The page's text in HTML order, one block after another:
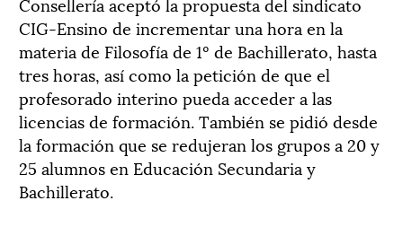
CIG-Ensino de incrementar una hora en la
materia de Filosofía de 1º de Bachillerato, hasta
tres horas, así como la petición de que el
profesorado interino pueda acceder a las
licencias de formación. También se pidió desde
la formación que se redujeran los grupos a 20 y
25 alumnos en Educación Secundaria y
Bachillerato.